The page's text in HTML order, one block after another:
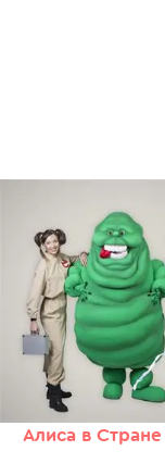
Алиса в